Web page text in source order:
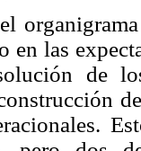
en las
de